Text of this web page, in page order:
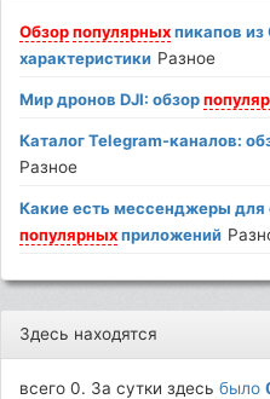
Обзор популярныхпикапов
характеристики Разное
Мир дронов DJI: обзор
Каталог Telegram-каналов:
Разное
Какие есть мессенджеры для
популярныхприложений
Здесь находятся
всего 0. За сутки здесьбыло